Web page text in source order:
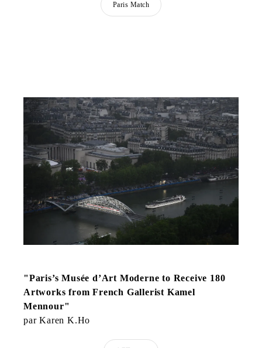
Paris Match
"Paris’s Musée d’Art Moderne to Receive 180
Artworks from French Gallerist Kamel
Mennour"
par Karen K.Ho